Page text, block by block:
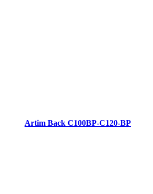
Artim Back C100BP-C120-BP